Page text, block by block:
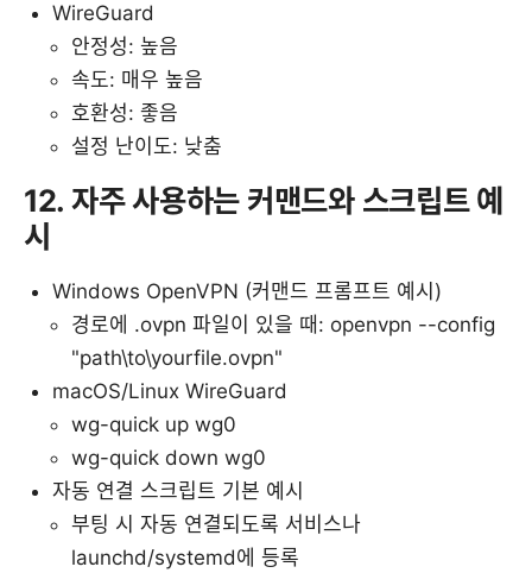
WireGuard
안정성: 높음
속도: 매우 높음
호환성: 좋음
설정 난이도: 낮춤
12. 자주 사용하는 커맨드와 스크립트 예
시
Windows OpenVPN (커맨드 프롬프트 예시)
경로에 .ovpn 파일이 있을 때: openvpn --config
"path\to\yourfile.ovpn"
macOS/Linux WireGuard
wg-quick up wg0
wg-quick down wg0
자동 연결 스크립트 기본 예시
부팅 시 자동 연결되도록 서비스나
launchd/systemd에 등록